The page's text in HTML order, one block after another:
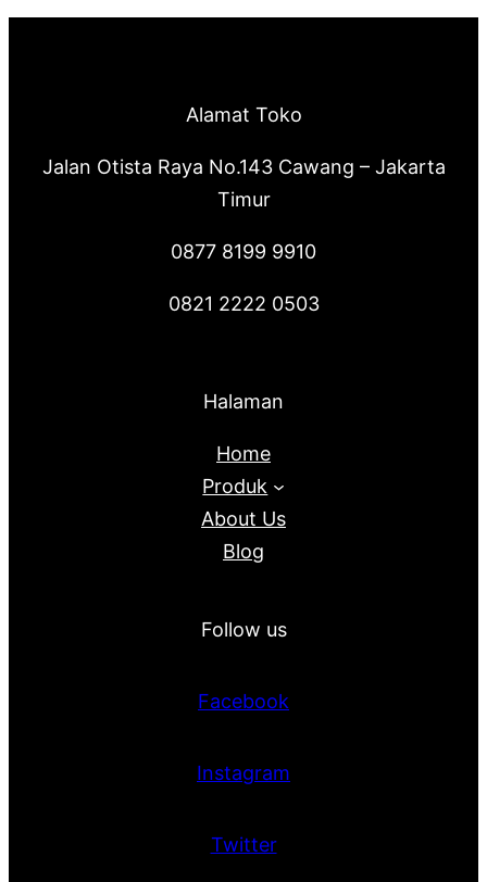
Alamat Toko
Jalan Otista Raya No.143 Cawang – Jakarta
Timur
0877 8199 9910
0821 2222 0503
Halaman
Home
Produk
About Us
Blog
Follow us
Facebook
Instagram
Twitter